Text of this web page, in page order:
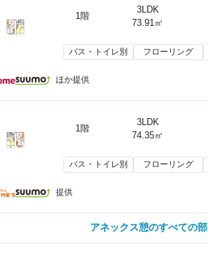
1階
3LDK
73.91㎡
バス・トイレ別 フローリング
ほか提供
1階
3LDK
74.35㎡
バス・トイレ別 フローリング
提供
アネックス憩のすべての